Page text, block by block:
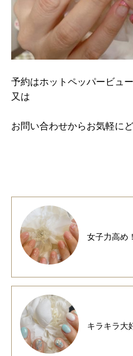
予約はホットペッパービュ
又は
お問い合わせからお気軽に
女子力高め！
キラキラ大